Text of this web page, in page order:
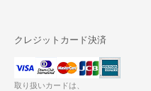
クレジットカード決済
取り扱いカードは、